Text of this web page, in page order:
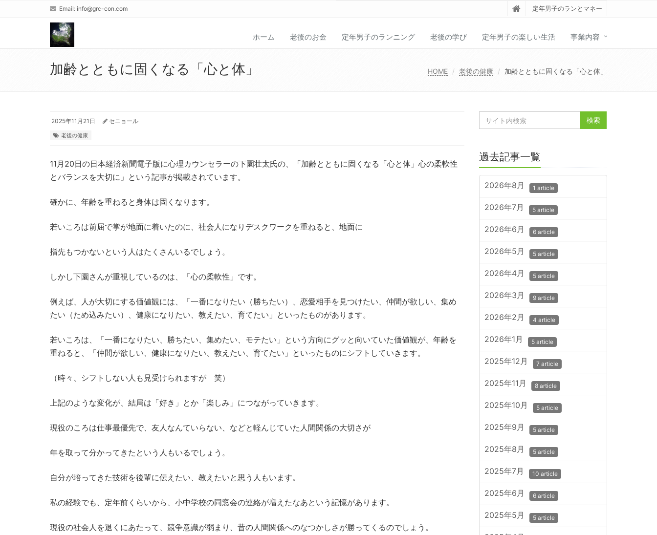
Email: info@grc-con.com 定年男子のランとマネー
ホーム 老後のお金 定年男子のランニング 老後の学び 定年男子の楽しい生活 事業内容
加齢とともに固くなる「心と体」 HOME 老後の健康 加齢とともに固くなる「心と体」
2025年11月21日 セニョール
老後の健康
11月20日の日本経済新聞電子版に心理カウンセラーの下園壮太氏の、「加齢とともに固くなる「心と体」心の柔軟性
とバランスを大切に」という記事が掲載されています。
確かに、年齢を重ねると身体は固くなります。
若いころは前屈で掌が地面に着いたのに、社会人になりデスクワークを重ねると、地面に
指先もつかないという人はたくさんいるでしょう。
しかし下園さんが重視しているのは、「心の柔軟性」です。
例えば、人が大切にする価値観には、「一番になりたい（勝ちたい）、恋愛相手を見つけたい、仲間が欲しい、集め
たい（ため込みたい）、健康になりたい、教えたい、育てたい」といったものがあります。
若いころは、「一番になりたい、勝ちたい、集めたい、モテたい」という方向にグッと向いていた価値観が、年齢を
重ねると、「仲間が欲しい、健康になりたい、教えたい、育てたい」といったものにシフトしていきます。
（時々、シフトしない人も見受けられますが 笑）
上記のような変化が、結局は「好き」とか「楽しみ」につながっていきます。
現役のころは仕事最優先で、友人なんていらない、などと軽んじていた人間関係の大切さが
年を取って分かってきたという人もいるでしょう。
自分が培ってきた技術を後輩に伝えたい、教えたいと思う人もいます。
私の経験でも、定年前くらいから、小中学校の同窓会の連絡が増えたなあという記憶があります。
現役の社会人を退くにあたって、競争意識が弱まり、昔の人間関係へのなつかしさが勝ってくるのでしょう。
過去記事一覧
2026年8月 1 article
2026年7月 5 article
2026年6月 6 article
2026年5月 5 article
2026年4月 5 article
2026年3月 9 article
2026年2月 4 article
2026年1月 5 article
2025年12月 7 article
2025年11月 8 article
2025年10月 5 article
2025年9月 5 article
2025年8月 5 article
2025年7月 10 article
2025年6月 6 article
2025年5月 5 article